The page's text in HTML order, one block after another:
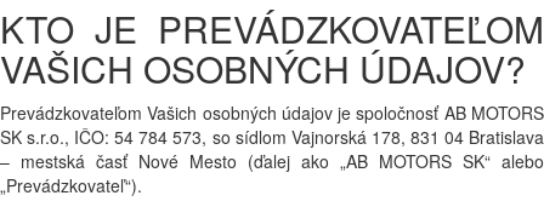
KTO JE PREVÁDZKOVATEĽOM
VAŠICH OSOBNÝCH ÚDAJOV?
Prevádzkovateľom Vašich osobných údajov je spoločnosť AB MOTORS
SK s.r.o., IČO: 54 784 573, so sídlom Vajnorská 178, 831 04 Bratislava
– mestská časť Nové Mesto (ďalej ako „AB MOTORS SK“ alebo
„Prevádzkovateľ“).